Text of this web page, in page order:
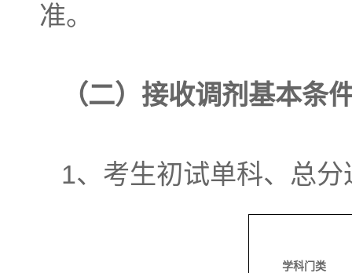
准。
（二）接收调剂基本条
1、考生初试单科、总
学科门类